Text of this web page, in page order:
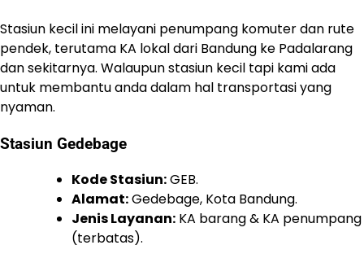
Stasiun kecil ini melayani penumpang komuter dan rute
pendek, terutama KA lokal dari Bandung ke Padalarang
dan sekitarnya. Walaupun stasiun kecil tapi kami ada
untuk membantu anda dalam hal transportasi yang
nyaman.
Stasiun Gedebage
Kode Stasiun:GEB.
Alamat:Gedebage, Kota Bandung.
Jenis Layanan: KA barang & KA penumpang
(terbatas).